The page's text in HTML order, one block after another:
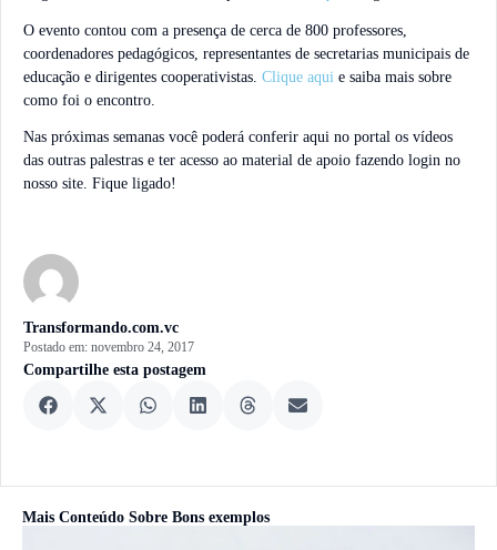
Transformando.com.vc
Postado em: novembro 24, 2017
Compartilhe esta postagem
O evento contou com a presença de cerca de 800 professores,
coordenadores pedagógicos, representantes de secretarias municipais de
educação e dirigentes cooperativistas. Clique aqui e saiba mais sobre
como foi o encontro.
Nas próximas semanas você poderá conferir aqui no portal os vídeos
das outras palestras e ter acesso ao material de apoio fazendo login no
nosso site. Fique ligado!
Mais Conteúdo Sobre Bons exemplos